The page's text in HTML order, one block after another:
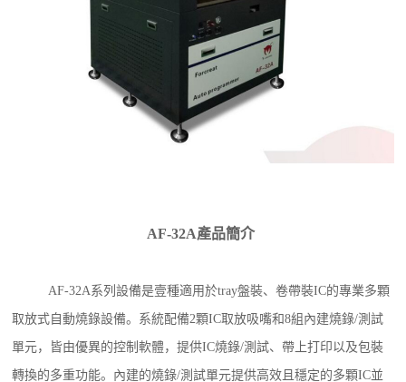
AF-32A產品簡介
AF-32A系列設備是壹種適用於tray盤裝、卷帶裝IC的專業多顆
取放式自動燒錄設備。系統配備2顆IC取放吸嘴和8組內建燒錄/測試
單元，皆由優異的控制軟體，提供IC燒錄/測試、帶上打印以及包裝
轉換的多重功能。內建的燒錄/測試單元提供高效且穩定的多顆IC並